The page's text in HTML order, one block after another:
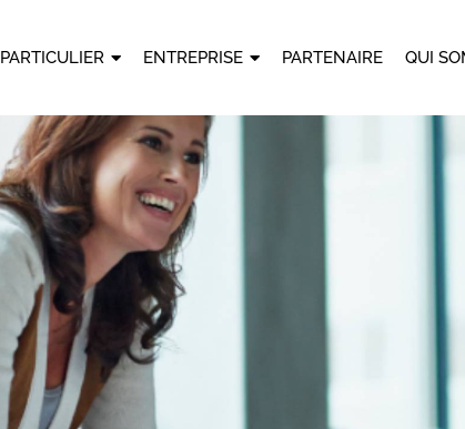
PARTICULIER ENTREPRISE PARTENAIRE QUI